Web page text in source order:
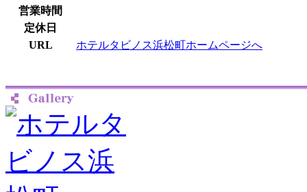
営業時間
定休日
URL
ホテルタビノス浜松町ホームページへ